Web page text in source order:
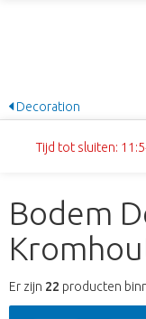
Decoration
Tijd tot sluiten:
Bodem
Er zijn 22 producten